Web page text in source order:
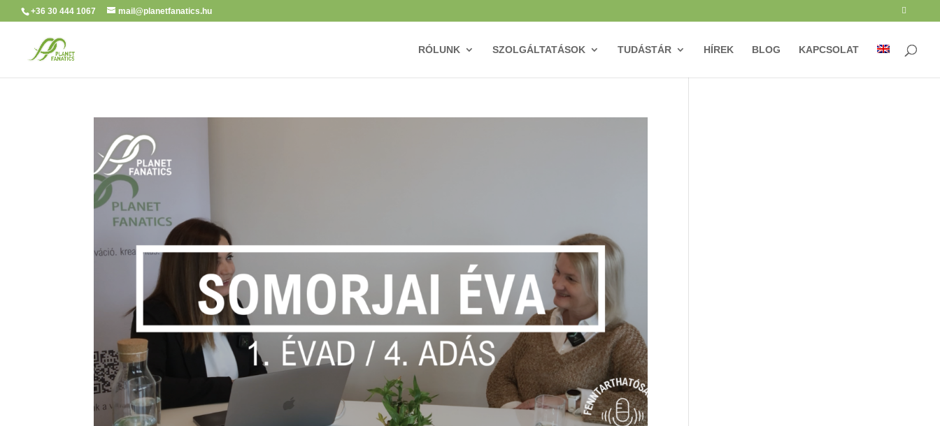
+36 30 444 1067 mail@planetfanatics.hu
RÓLUNK SZOLGÁLTATÁSOK TUDÁSTÁR HÍREK BLOG KAPCSOLAT